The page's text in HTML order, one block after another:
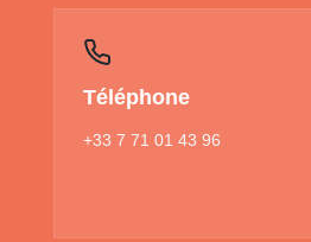
Téléphone
+33 7 71 01 43 96